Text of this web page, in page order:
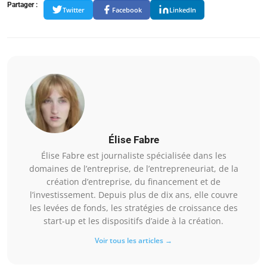
Partager :
Twitter Facebook LinkedIn
Élise Fabre
Élise Fabre est journaliste spécialisée dans les
domaines de l’entreprise, de l’entrepreneuriat, de la
création d’entreprise, du financement et de
l’investissement. Depuis plus de dix ans, elle couvre
les levées de fonds, les stratégies de croissance des
start-up et les dispositifs d’aide à la création.
Voir tous les articles →